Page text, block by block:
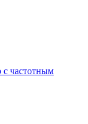
частотным